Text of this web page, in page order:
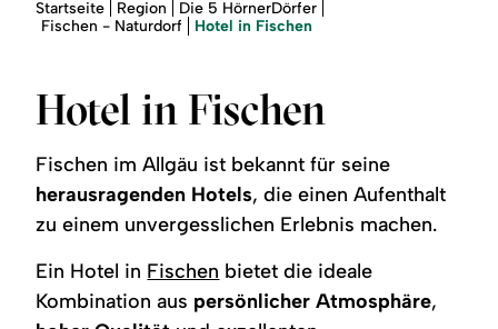
Region
Sie
sind
Startseite Region
Die 5 HörnerDörfer
Fischen - Naturdorf
Hotel in Fischen
Hotel in Fischen
Fischen im Allgäu ist bekannt für seine
herausragenden Hotels, die einen Aufenthalt
zu einem unvergesslichen Erlebnis machen.
Ein Hotel in Fischen bietet die ideale
Kombination aus persönlicher Atmosphäre,